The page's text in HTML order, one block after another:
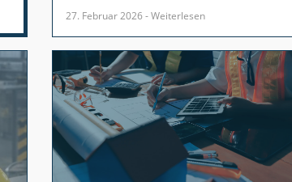
27. Februar 2026 - Weiterlesen